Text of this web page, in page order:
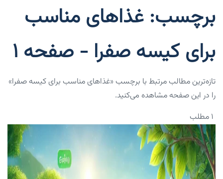
برچسب: غذاهای مناسب
برای کیسه صفرا - صفحه 1
تازه‌ترین مطالب مرتبط با برچسب «غذاهای مناسب برای کیسه صفرا»
را در این صفحه مشاهده می‌کنید.
۱ مطلب